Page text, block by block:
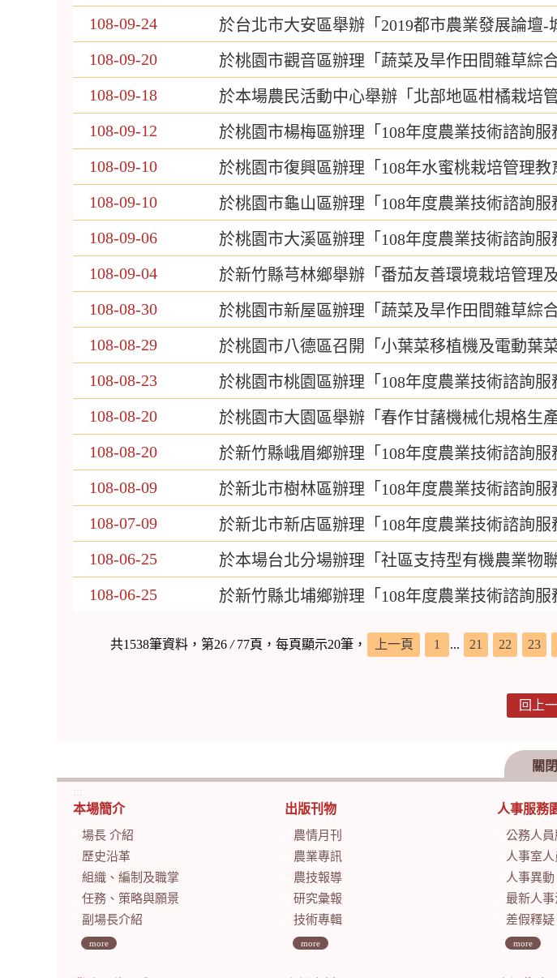
108-09-24
於台北市大安區舉辦「2019都市農業發展論壇-
108-09-20
於桃園市觀音區辦理「蔬菜及旱作田間雜草綜
108-09-18
於本場農民活動中心舉辦「北部地區柑橘栽培
108-09-12
於桃園市楊梅區辦理「108年度農業技術諮詢
108-09-10
於桃園市復興區辦理「108年水蜜桃栽培管理教
108-09-10
於桃園市龜山區辦理「108年度農業技術諮詢
108-09-06
於桃園市大溪區辦理「108年度農業技術諮詢
108-09-04
於新竹縣芎林鄉舉辦「番茄友善環境栽培管理
108-08-30
於桃園市新屋區辦理「蔬菜及旱作田間雜草綜
108-08-29
於桃園市八德區召開「小葉菜移植機及電動葉
108-08-23
於桃園市桃園區辦理「108年度農業技術諮詢
108-08-20
於桃園市大園區舉辦「春作甘藷機械化規格生
108-08-20
於新竹縣峨眉鄉辦理「108年度農業技術諮詢服
108-08-09
於新北市樹林區辦理「108年度農業技術諮詢服
108-07-09
於新北市新店區辦理「108年度農業技術諮詢服
108-06-25
於本場台北分場辦理「社區支持型有機農業物
108-06-25
於新竹縣北埔鄉辦理「108年度農業技術諮詢服
共1538筆資料，第26 /77頁，每頁顯示20筆， 上一頁 1 ... 21 22 23
回上
關閉
:::
本場簡介
場長 介紹
歷史沿革
組織、編制及職掌
任務、策略與願景
副場長介紹
more
出版刊物
農情月刊
農業專訊
農技報導
研究彙報
技術專輯
more
人事服務
公務人員
人事室人員配
人事異動
最新人事
差假釋疑
more